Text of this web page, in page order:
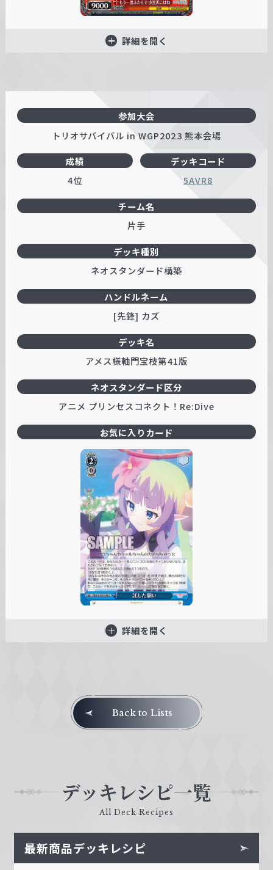
詳細を開く
参加大会
トリオサバイバル in WGP2023 熊本会場
成績
4位
ハンドルネーム
[先鋒] カズ
デッキコード
5AVR8
チーム名
片手
デッキ名
アメス様軸門宝枝第41版
デッキ種別
ネオスタンダード構築
ネオスタンダード区分
アニメ プリンセスコネクト！Re:Dive
お気に入りカード
詳細を開く
Back to Lists
デッキレシピ一覧
All Deck Recipes
最新商品デッキレシピ